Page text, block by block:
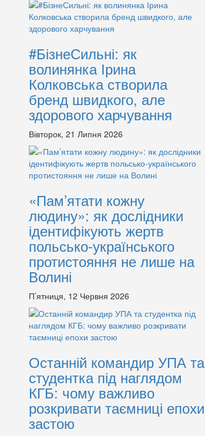
#БізнеСильні: як
волинянка Ірина
Колковська створила
бренд швидкого, але
здорового харчування
Вівторок, 21 Липня 2026
«Пам’ятати кожну
людину»: як дослідники
ідентифікують жертв
польсько-українського
протистояння не лише на
Волині
П’ятниця, 12 Червня 2026
Останній командир УПА та
студентка під наглядом
КГБ: чому важливо
розкривати таємниці епохи
застою